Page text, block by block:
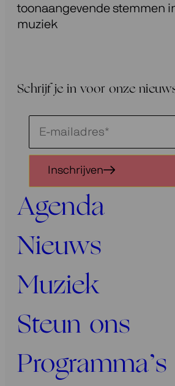
toonaangevende stemmen
muziek
Schrijf je in voor onze
Schrijf
je
voor
onze
nieuwsbrief
Inschrijven
Agenda
Nieuws
Muziek
Steun ons
Programma’s